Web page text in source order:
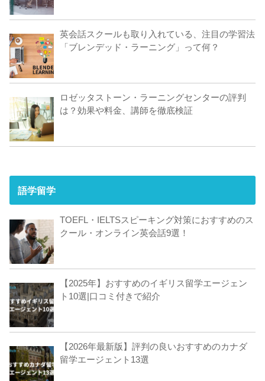
英会話スクールも取り入れている、注目の学習法
「ブレンデッド・ラーニング」って何？
ロゼッタストーン・ラーニングセンターの評判
は？効果や料金、講師を徹底検証
語学留学
TOEFL・IELTSスピーキング対策におすすめのス
クール・オンライン英会話9選！
【2025年】おすすめのイギリス留学エージェン
ト10選|口コミ付きで紹介
【2026年最新版】評判の良いおすすめのカナダ
留学エージェント13選